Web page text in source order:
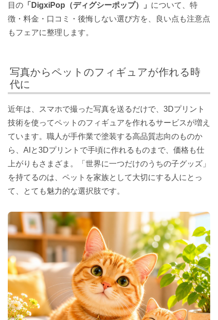
目の 「DigxiPop（ディグシーポップ）」 について、特
徴・料金・口コミ・後悔しない選び方を、良い点も注意点
もフェアに整理します。
写真からペットのフィギュアが作れる時
代に
近年は、スマホで撮った写真を送るだけで、3Dプリント
技術を使ってペットのフィギュアを作れるサービスが増え
ています。職人が手作業で塗装する高品質志向のものか
ら、AIと3Dプリントで手頃に作れるものまで、価格も仕
上がりもさまざま。「世界に一つだけのうちの子グッズ」
を持てるのは、ペットを家族として大切にする人にとっ
て、とても魅力的な選択肢です。